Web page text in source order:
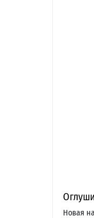
Новая